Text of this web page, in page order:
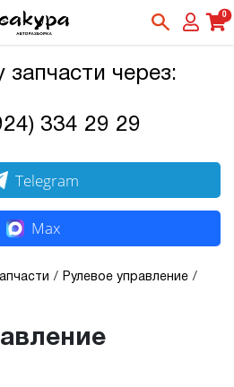
0
запчасти через:
334 29 29
Telegram
Max
Рулевое управление